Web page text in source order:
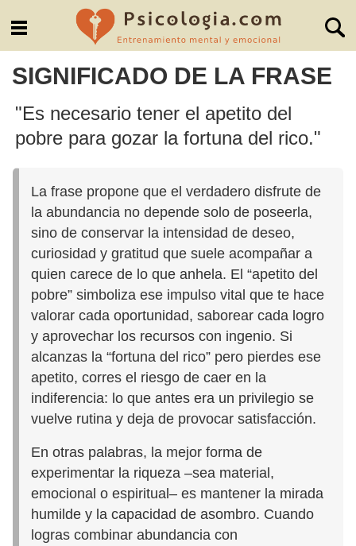
SIGNIFICADO DE LA FRASE
"Es necesario tener el apetito del
pobre para gozar la fortuna del rico."
La frase propone que el verdadero disfrute de
la abundancia no depende solo de poseerla,
sino de conservar la intensidad de deseo,
curiosidad y gratitud que suele acompañar a
quien carece de lo que anhela. El “apetito del
pobre” simboliza ese impulso vital que te hace
valorar cada oportunidad, saborear cada logro
y aprovechar los recursos con ingenio. Si
alcanzas la “fortuna del rico” pero pierdes ese
apetito, corres el riesgo de caer en la
indiferencia: lo que antes era un privilegio se
vuelve rutina y deja de provocar satisfacción.
En otras palabras, la mejor forma de
experimentar la riqueza –sea material,
emocional o espiritual– es mantener la mirada
humilde y la capacidad de asombro. Cuando
logras combinar abundancia con